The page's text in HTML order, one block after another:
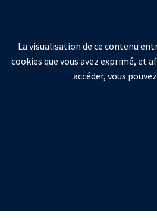
La visualisation de ce contenu
cookies que vous avez exprimé, et
accéder, vous